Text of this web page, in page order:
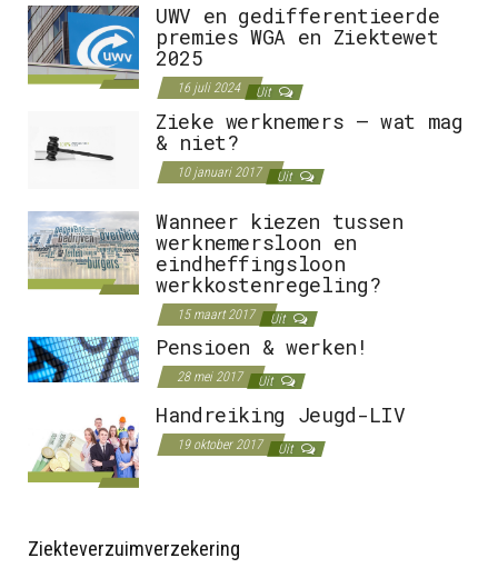
UWV en gedifferentieerde
premies WGA en Ziektewet
2025
16 juli 2024 Uit
Zieke werknemers – wat mag
& niet?
10 januari 2017 Uit
Wanneer kiezen tussen
werknemersloon en
eindheffingsloon
werkkostenregeling?
15 maart 2017 Uit
Pensioen & werken!
28 mei 2017 Uit
Handreiking Jeugd-LIV
19 oktober 2017 Uit
Ziekteverzuimverzekering